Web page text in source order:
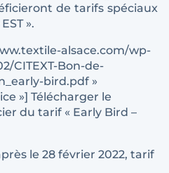
de tarifs spéciaux
».
alsace.com/wp-
CITEXT-Bon-de-
bird.pdf »
»] Télécharger le
du tarif « Early Bird –
le 28 février 2022, tarif